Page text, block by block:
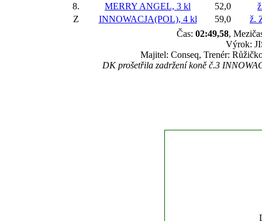
8.
MERRY ANGEL, 3 kl 52,0
Z
INNOWACJA(POL), 4 kl 59,0
ž.
Čas: 02:49,58,
Výrok:
Majitel: Conseq, Trenér:
DK prošetřila zadržení koně č.3